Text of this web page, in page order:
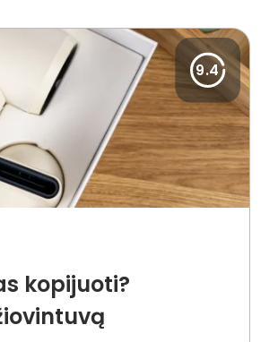
9.4
kopijuoti?